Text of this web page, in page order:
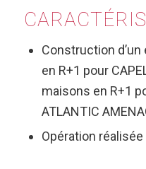
Construction
en R+1 pour
maisons en R+1
ATLANTIC
Opération